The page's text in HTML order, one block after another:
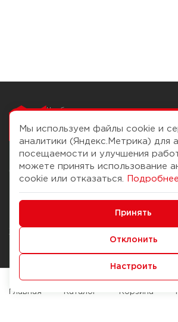
Чтобы вам легко
О компании
История Компании
Журнал
Наши марки
Брендирование
Помощь
Доставка
Способы
Служба
Мы используем файлы cookie и
аналитики (Яндекс.Метрика) для
посещаемости и улучшения
можете принять использование
cookie или отказаться.
Подробнее
Принять
Отклонить
Настроить
Главная Каталог Корзина